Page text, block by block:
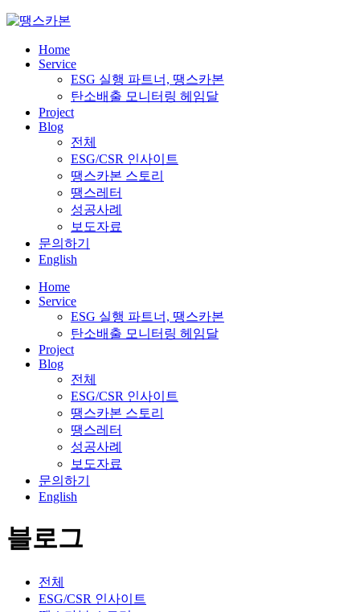
Skip
contentHome
Service
ESG 실행 파트너, 땡스카본
탄소배출 모니터링 헤임달
Project
Blog
전체
ESG/CSR 인사이트
땡스카본 스토리
땡스레터
성공사례
보도자료
문의하기
English
Home
Service
ESG 실행 파트너, 땡스카본
탄소배출 모니터링 헤임달
Project
Blog
전체
ESG/CSR 인사이트
땡스카본 스토리
땡스레터
성공사례
보도자료
문의하기
English
블로그
전체
ESG/CSR 인사이트